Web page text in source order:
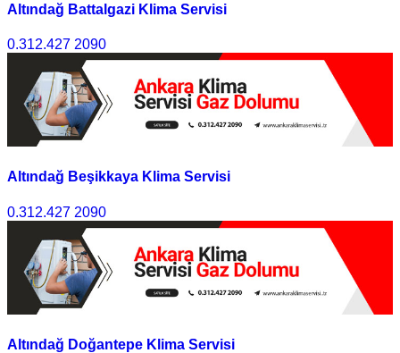
Altındağ Battalgazi Klima Servisi
0.312.427 2090
Altındağ Beşikkaya Klima Servisi
0.312.427 2090
Altındağ Doğantepe Klima Servisi